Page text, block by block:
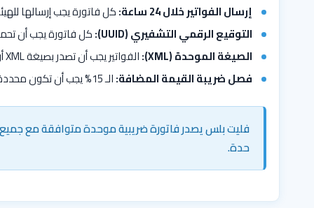
إرسال الفواتير خلال 24 ساعة:
كل فاتورة يجب إرسالها للهيئة خلال 24
التوقيع الرقمي التشفيري (UUID):
كل فاتورة يجب أن
الصيغة الموحدة (XML):
الفواتير يجب أن تصدر بصيغة XML أو PDF/A-3 المعتمدة من الهيئة
فصل ضريبة القيمة المضافة:الـ 15% يجب أن تكون محددة بوضوح في كل فاتورة
فليت بلس يصدر فاتورة ضريبية موحدة متوافقة مع
حدة.